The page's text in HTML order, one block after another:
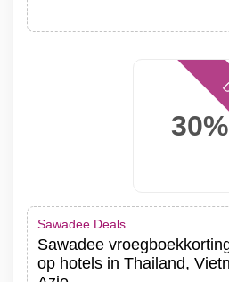
30%
Sawadee Deals
Sawadee
op hotels in Thailand,